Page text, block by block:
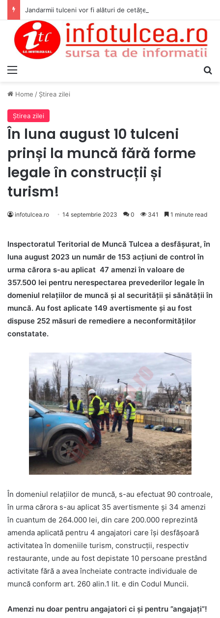
Home / Ştirea zilei
Ştirea zilei
În luna august 10 tulceni
prinși la muncă fără forme
legale în construcții și
turism!
infotulcea.ro 14 septembrie 2023 0 341 1 minute read
Inspectoratul Teritorial de Muncă Tulcea a desfăşurat, în
luna august 2023 un număr de 153 acţiuni de control în
urma cărora s-au aplicat 47 amenzi în valoare de
357.500 lei pentru nerespectarea prevederilor legale în
domeniul relațiilor de muncă și al securității și sănătății în
muncă. Au fost aplicate 149 avertismente și au fost
dispuse 252 măsuri de remediere a neconformităților
constatate.
În domeniul relaţiilor de muncă, s-au efectuat 90 controale,
în urma cărora s-au aplicat 35 avertismente şi 34 amenzi
în cuantum de 264.000 lei, din care 200.000 reprezintă
amenda aplicată pentru 4 angajatori care îşi desfăşoară
activitatea în domeniile turism, construcţii, respectiv
restaurante, unde au fost depistate 10 persoane prestând
activitate fără a avea încheiate contracte individuale de
muncă conform art. 260 alin.1 lit. e din Codul Muncii.
Amenzi nu doar pentru angajatori ci și pentru ”angajați”!